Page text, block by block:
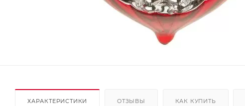
ХАРАКТЕРИСТИКИ ОТЗЫВЫ КАК КУПИТЬ